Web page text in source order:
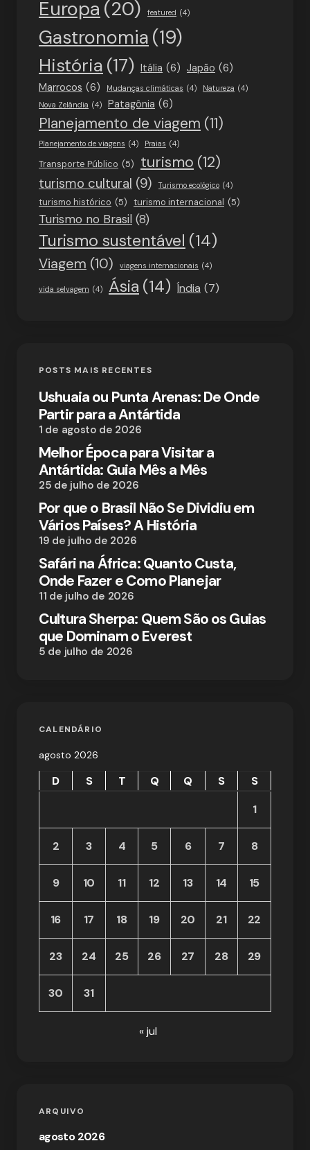
Europa (20) featured (4)
Gastronomia (19)
História (17) Itália (6) Japão (6)
Marrocos (6) Mudanças climáticas (4) Natureza (4)
Nova Zelândia (4) Patagônia (6)
Planejamento de viagem (11)
Planejamento de viagens (4) Praias (4)
Transporte Público (5) turismo (12)
turismo cultural (9) Turismo ecológico (4)
turismo histórico (5) turismo internacional (5)
Turismo no Brasil (8)
Turismo sustentável (14)
Viagem (10) viagens internacionais (4)
vida selvagem (4) Ásia (14) Índia (7)
POSTS MAIS RECENTES
Ushuaia ou Punta Arenas: De Onde
Partir para a Antártida
1 de agosto de 2026
Melhor Época para Visitar a
Antártida: Guia Mês a Mês
25 de julho de 2026
Por que o Brasil Não Se Dividiu em
Vários Países? A História
19 de julho de 2026
Safári na África: Quanto Custa,
Onde Fazer e Como Planejar
11 de julho de 2026
Cultura Sherpa: Quem São os Guias
que Dominam o Everest
5 de julho de 2026
CALENDÁRIO
agosto 2026
D S T Q Q S
S
1
2 3 4 5 6 7 8
9 10 11 12 13 14 15
16 17 18 19 20 21 22
23 24 25 26 27 28 29
30 31
« jul
ARQUIVO
agosto 2026